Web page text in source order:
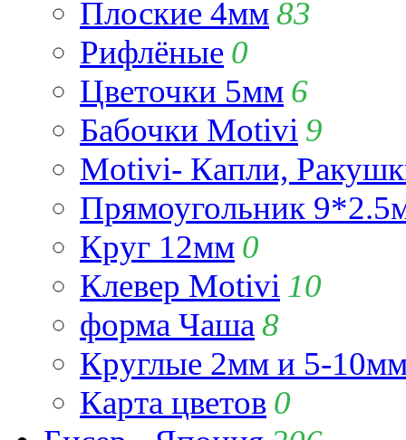
Плоские 4мм83
Рифлёные 0
Цветочки 5мм 6
Бабочки Motivi 9
Motivi- Капли,
Прямоугольник
Круг 12мм 0
Клевер Motivi 10
форма Чаша 8
Круглые 2мм и 5-
Карта цветов 0